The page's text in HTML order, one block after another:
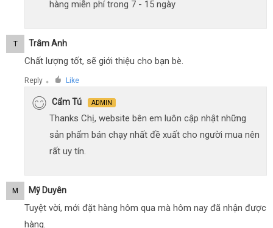
hàng miễn phí trong 7 - 15 ngày
T Trâm Anh
Chất lượng tốt, sẽ giới thiệu cho bạn bè.
Reply ● Like
Cẩm Tú ADMIN
Thanks Chị, website bên em luôn cập nhật những
sản phẩm bán chạy nhất đề xuất cho người mua nên
rất uy tín.
M Mỹ Duyên
Tuyệt vời, mới đặt hàng hôm qua mà hôm nay đã nhận được
hàng.